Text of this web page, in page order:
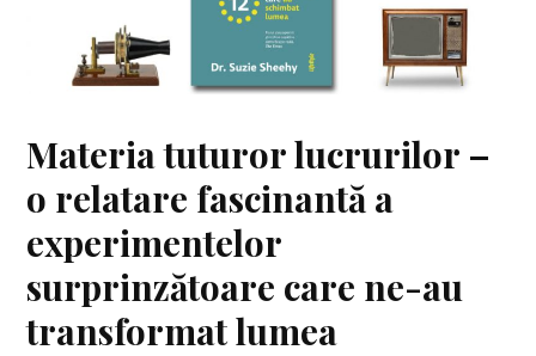
Materia tuturor lucrurilor –
o relatare fascinantă a
experimentelor
surprinzătoare care ne-au
transformat lumea